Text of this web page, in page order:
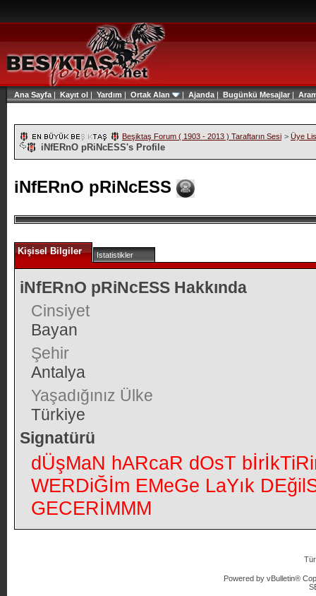
Ana Sayfa | Kayıt ol | Yardım | Ortak Alan | Ajanda | Bugünkü Mesajlar|
Beşiktaş Forum ( 1903 - 2013 ) Taraftarın Sesi > Üye
iNfERnO pRiNcESS's Profile
iNfERnO pRiNcESS
Kişisel Bilgiler Istatistikler
iNfERnO pRiNcESS Hakkında
Cinsiyet
Bayan
Şehir
Antalya
Yaşadığınız Ülke
Türkiye
Signatürü
dÜşMaN hARcaR dOsT
WERDiĞİm EMeGe LaYık
GECERİMMM
Powered by vBulletin®